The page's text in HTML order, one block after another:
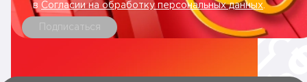
в Согласии на обработку персональных данных
Подписаться